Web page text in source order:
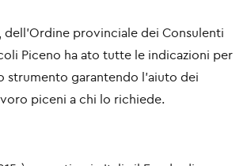
dell'Ordine provinciale dei Consulenti
Piceno ha ato tutte le indicazioni per
strumento garantendo l'aiuto dei
piceni a chi lo richiede.